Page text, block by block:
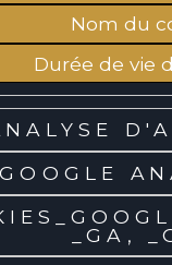
Nom du
Durée de vie
GOOGLE
_GA,